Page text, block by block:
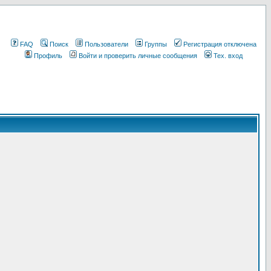
FAQ Поиск Пользователи Группы
Регистрация отключена
Профиль
Войти и проверить личные сообщения Тех. вход